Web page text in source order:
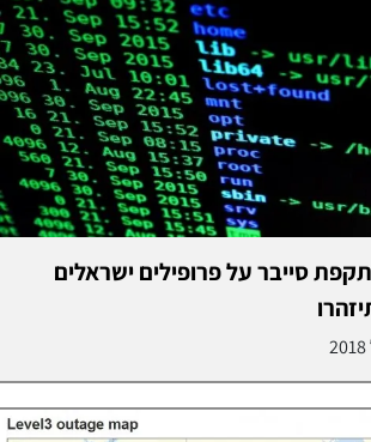
סייבר על פרופילים ישראלים